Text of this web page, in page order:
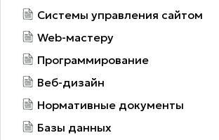
Системы управления сайтом
Web-мастеру
Программирование
Веб-дизайн
Нормативные документы
Базы данных